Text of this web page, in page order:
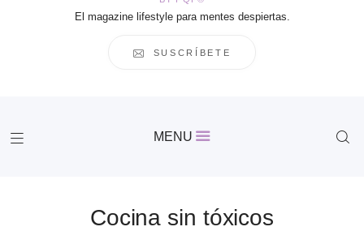
El magazine lifestyle para mentes despiertas.
SUSCRÍBETE
MENU
Cocina sin tóxicos